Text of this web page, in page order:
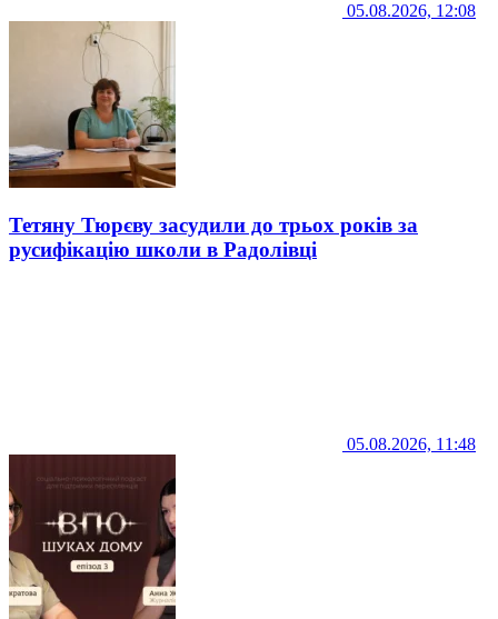
05.08.2026, 12:08
Тетяну Тюрєву засудили до трьох років за
русифікацію школи в Радолівці
05.08.2026, 11:48